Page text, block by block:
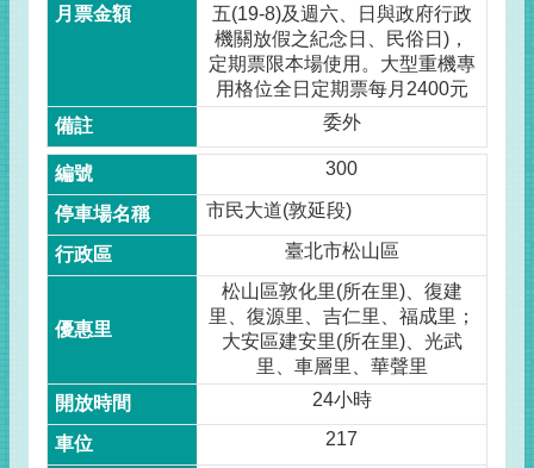
五(19-8)及週六、日與政府行政
機關放假之紀念日、民俗日)，
定期票限本場使用。大型重機專
用格位全日定期票每月2400元
委外
300
市民大道(敦延段)
臺北市松山區
松山區敦化里(所在里)、復建
里、復源里、吉仁里、福成里；
大安區建安里(所在里)、光武
里、車層里、華聲里
24小時
217